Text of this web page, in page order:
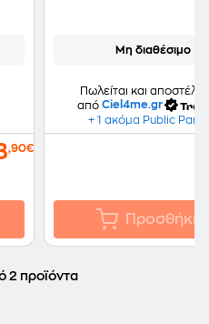
,90€
Μη διαθέσιμο
Πωλείται και
από Ciel4me.gr
+ 1 ακόμα Public
Προσθήκη
2 προϊόντα